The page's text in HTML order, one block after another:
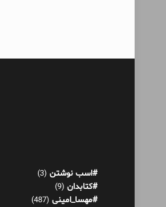
#اسب نوشتن (3)
#کتابدان (9)
#مهسا_امینی (487)